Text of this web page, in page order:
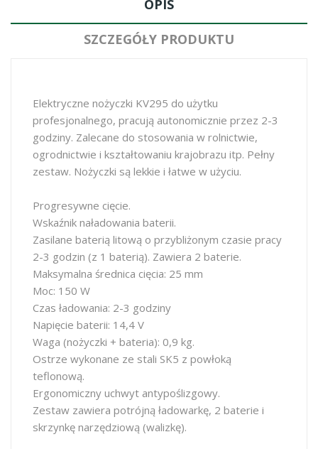
OPIS
SZCZEGÓŁY PRODUKTU
Elektryczne nożyczki KV295 do użytku
profesjonalnego, pracują autonomicznie przez 2-3
godziny. Zalecane do stosowania w rolnictwie,
ogrodnictwie i kształtowaniu krajobrazu itp. Pełny
zestaw. Nożyczki są lekkie i łatwe w użyciu.
Progresywne cięcie.
Wskaźnik naładowania baterii.
Zasilane baterią litową o przybliżonym czasie pracy
2-3 godzin (z 1 baterią). Zawiera 2 baterie.
Maksymalna średnica cięcia: 25 mm
Moc: 150 W
Czas ładowania: 2-3 godziny
Napięcie baterii: 14,4 V
Waga (nożyczki + bateria): 0,9 kg.
Ostrze wykonane ze stali SK5 z powłoką
teflonową.
Ergonomiczny uchwyt antypoślizgowy.
Zestaw zawiera potrójną ładowarkę, 2 baterie i
skrzynkę narzędziową (walizkę).